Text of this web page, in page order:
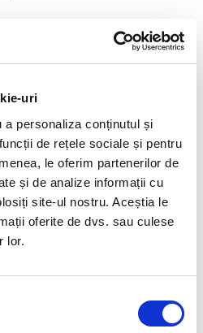
uri
a personaliza conținutul și
de rețele sociale și pentru
le oferim partenerilor de
și de analize informații cu
site-ul nostru. Aceștia le
oferite de dvs. sau culese
lor.
activitate in baza
munca, incadrati cu norma
si contributii sociale
de 200 de lei reprezentand
salariilor in urmatoarele
voluntar, oricand in
decembrie 2022 inclusiv,
baza lunar brut cu suma de
de la 2.550 de lei la 2.750 de
1 iunie 2022, ce prevad un
de baza lunar brut pe tara